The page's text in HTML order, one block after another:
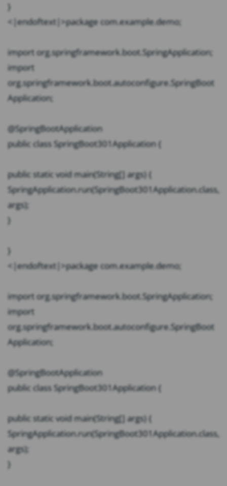
}
<|endoftext|>package com.example.demo;
import org.springframework.boot.SpringApplication;
import
org.springframework.boot.autoconfigure.SpringBoot
Application;
@SpringBootApplication
public class SpringBoot301Application {
public static void main(String[] args) {
SpringApplication.run(SpringBoot301Application.class,
args);
}
}
<|endoftext|>package com.example.demo;
import org.springframework.boot.SpringApplication;
import
org.springframework.boot.autoconfigure.SpringBoot
Application;
@SpringBootApplication
public class SpringBoot301Application {
public static void main(String[] args) {
SpringApplication.run(SpringBoot301Application.class,
args);
}